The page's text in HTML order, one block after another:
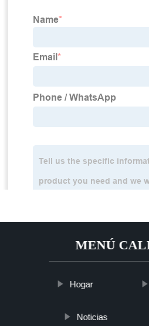
MENÚ
Hogar
Noticias